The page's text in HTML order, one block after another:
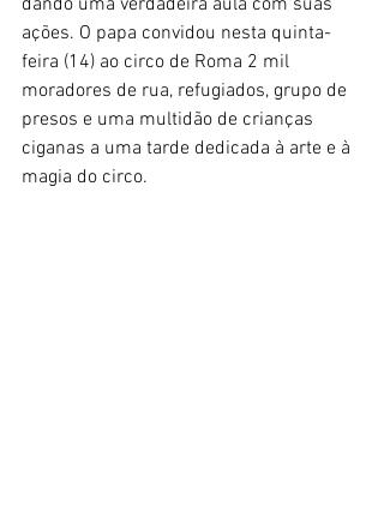
dando uma verdadeira aula com suas
ações. O papa convidou nesta quinta-
feira (14) ao circo de Roma 2 mil
moradores de rua, refugiados, grupo de
presos e uma multidão de crianças
ciganas a uma tarde dedicada à arte e à
magia do circo.